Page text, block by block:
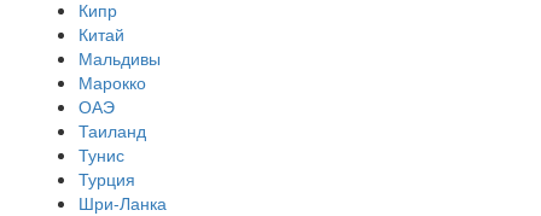
Кипр
Китай
Мальдивы
Марокко
ОАЭ
Таиланд
Тунис
Турция
Шри-Ланка